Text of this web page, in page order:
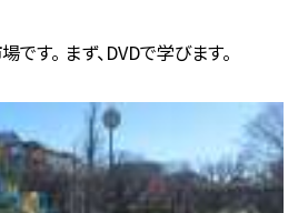
す。 まず、DVDで学びます。